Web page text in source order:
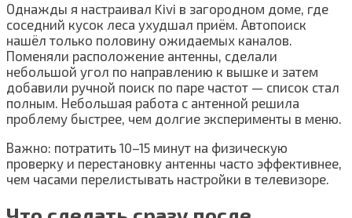
Однажды я настраивал Kivi в загородном доме, где
соседний кусок леса ухудшал приём. Автопоиск
нашёл только половину ожидаемых каналов.
Поменяли расположение антенны, сделали
небольшой угол по направлению к вышке и затем
добавили ручной поиск по паре частот — список стал
полным. Небольшая работа с антенной решила
проблему быстрее, чем долгие эксперименты в меню.
Важно: потратить 10–15 минут на физическую
проверку и перестановку антенны часто эффективнее,
чем часами перелистывать настройки в телевизоре.